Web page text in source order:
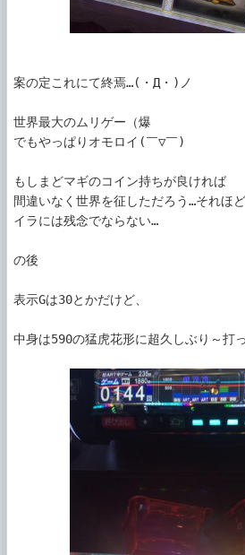
案の定これにて終焉…(・Д・)ノ
世界最大のムリゲー（爆
でもやっぱりオモロイ(￣▽￣)
もしまどマギのコイン持ちが良ければ
間違いなく世界を征しただろう…それほ
イラには残念でならない…
の後
表示Gは30とかだけど、
中身は590の猛虎花形に超久しぶり～打